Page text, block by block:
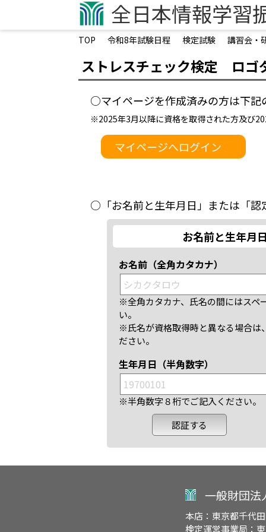
全日本情報学習
企業担当者向けページ
学生向けページ
オンライン・ライブ検定試験
オンライン試験システム構築
認定会場募集
認定会場専用サイト
領収書発行フォーム
お問い合わせ
TOP 令和8年試験日程 検定試験 講習会・
ストレスチェック検定 ロゴ
○マイページを作成済みの方は下記
※2025年3月以降に資格を取得された方及び
マイページへログイン
○「お名前と生年月日」または「認
お名前と生年月
お名前（全角カタカナ）
※全角カタカナ、氏名の間にはスペ
い。
※氏名が資格取得時と異なる場合は
ださい。
生年月日（半角数字）
※半角数字８桁でご記入ください。
一般財団
本店：東京都千代
検定運営事業局：